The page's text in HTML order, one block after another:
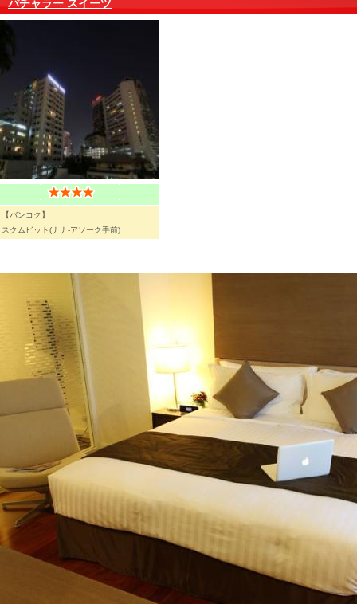
パチャラー スイーツ
【バンコク】
スクムビット(ナナ-アソーク手前)